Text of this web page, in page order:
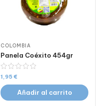
COLOMBIA
Panela Coéxito 454gr
1,95 €
Añadir al carrito